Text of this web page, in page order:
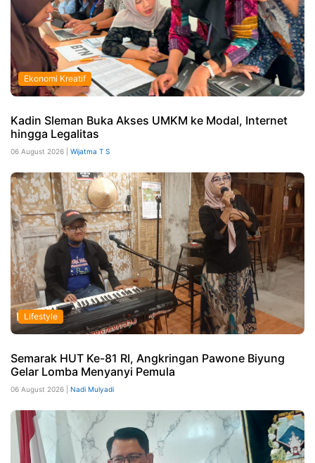
Ekonomi Kreatif
Kadin Sleman Buka Akses UMKM ke Modal, Internet
hingga Legalitas
06 August 2026 | Wijatma T S
Lifestyle
Semarak HUT Ke-81 RI, Angkringan Pawone Biyung
Gelar Lomba Menyanyi Pemula
06 August 2026 | Nadi Mulyadi